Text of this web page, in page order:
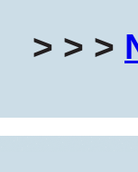
> > >